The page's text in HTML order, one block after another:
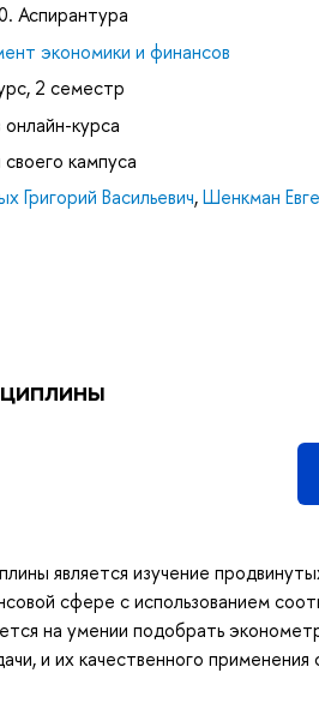
Аспирантура
экономики и финансов
2 семестр
онлайн-курса
своего кампуса
Григорий Васильевич,Шенкман
является изучение
сфере с использованием
на умении подобрать
и их качественного